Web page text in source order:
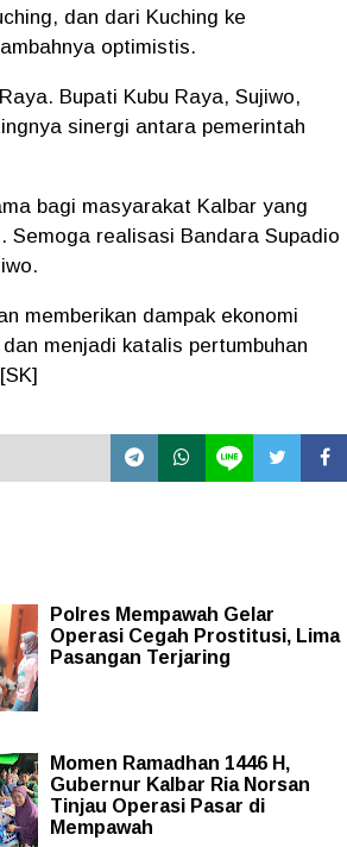
dan dari Kuching ke
optimistis.
Bupati Kubu Raya, Sujiwo,
sinergi antara pemerintah
bagi masyarakat Kalbar yang
Semoga realisasi Bandara Supadio
memberikan dampak ekonomi
menjadi katalis pertumbuhan
Polres Mempawah Gelar
Operasi Cegah Prostitusi, Lima
Pasangan Terjaring
Momen Ramadhan 1446 H,
Gubernur Kalbar Ria Norsan
Tinjau Operasi Pasar di
Mempawah